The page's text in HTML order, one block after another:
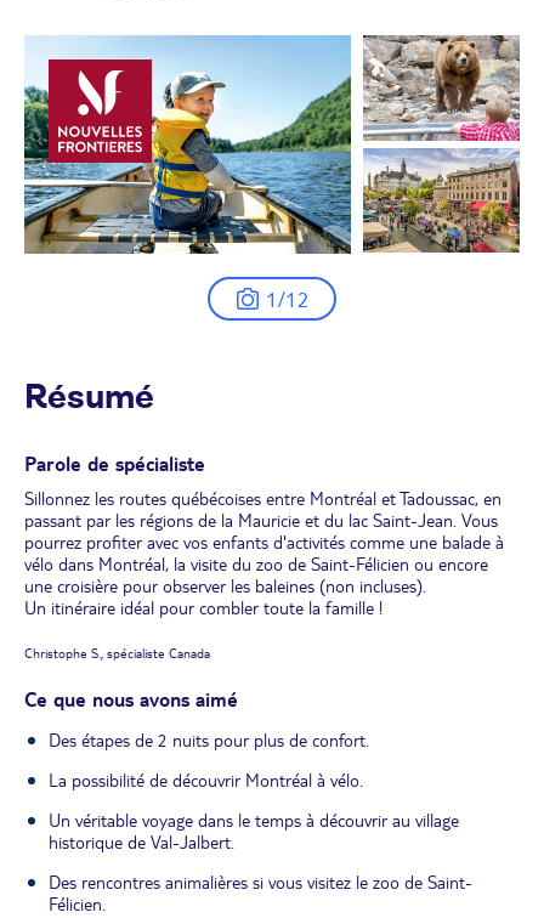
1/12
Résumé
Parole de spécialiste
Sillonnez les routes québécoises entre Montréal et Tadoussac, en
passant par les régions de la Mauricie et du lac Saint-Jean. Vous
pourrez profiter avec vos enfants d'activités comme une balade à
vélo dans Montréal, la visite du zoo de Saint-Félicien ou encore
une croisière pour observer les baleines (non incluses).
Un itinéraire idéal pour combler toute la famille !
Christophe S., spécialiste Canada
Ce que nous avons aimé
Des étapes de 2 nuits pour plus de confort.
La possibilité de découvrir Montréal à vélo.
Un véritable voyage dans le temps à découvrir au village
historique de Val-Jalbert.
Des rencontres animalières si vous visitez le zoo de Saint-
Félicien.